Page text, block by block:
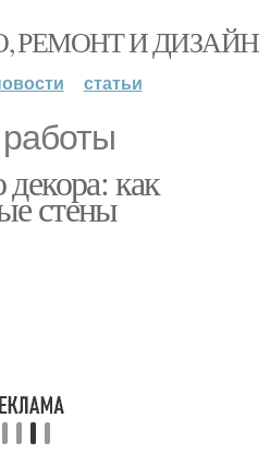
РЕМОНТ И ДИЗАЙН
статьи
как
стены